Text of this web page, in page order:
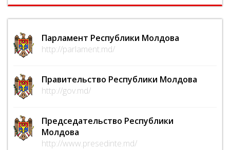
Парламент Республики Молдова
http://parlament.md/
Правительство Республики Молдова
http://gov.md/
Председательство Республики
Молдова
http://www.presedinte.md/